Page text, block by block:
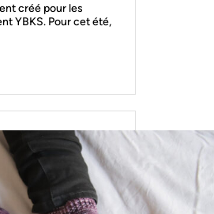
créé pour les
YBKS. Pour cet été,